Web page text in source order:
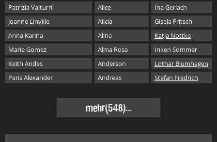
Patrizia Valturri
Alice
Ina Gerlach
Joanne Linville
Alicia
Gisela Fritsch
Anna Karina
Alina
Katja Nottke
Marie Gomez
Alma Rosa
Inken Sommer
Keith Andes
Anderson
Lothar Blumhagen
Paris Alexander
Andreas Stefan Fredrich
mehr(548)...